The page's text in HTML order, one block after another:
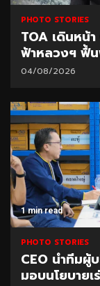
PHOTO STORIES
TOA เดินหน้
ฟ้าหลวงฯ ฟื้
04/08/2026
1 min read
PHOTO STORIES
CEO นำทีมผู้
มอบนโยบาย